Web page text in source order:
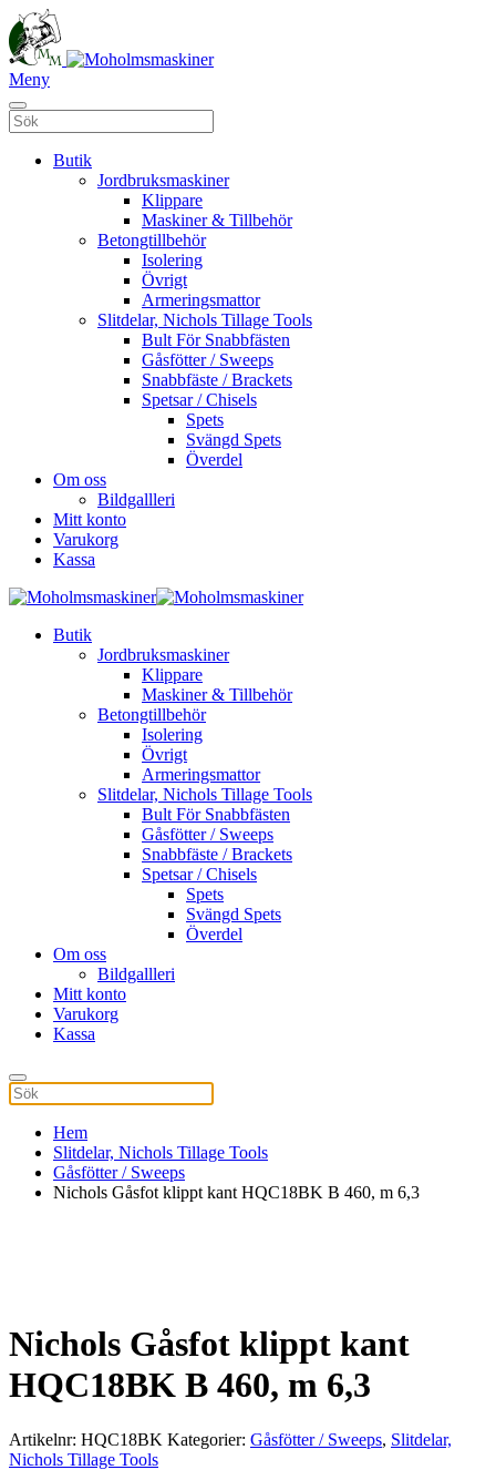
Meny
Butik
Jordbruksmaskiner
Klippare
Maskiner & Tillbehör
Betongtillbehör
Isolering
Övrigt
Armeringsmattor
Slitdelar, Nichols Tillage Tools
Bult För Snabbfästen
Gåsfötter / Sweeps
Snabbfäste / Brackets
Spetsar / Chisels
Spets
Svängd Spets
Överdel
Om oss
Bildgallleri
Mitt konto
Varukorg
Kassa
Butik
Jordbruksmaskiner
Klippare
Maskiner & Tillbehör
Betongtillbehör
Isolering
Övrigt
Armeringsmattor
Slitdelar, Nichols Tillage Tools
Bult För Snabbfästen
Gåsfötter / Sweeps
Snabbfäste / Brackets
Spetsar / Chisels
Spets
Svängd Spets
Överdel
Om oss
Bildgallleri
Mitt konto
Varukorg
Kassa
Hem
Slitdelar, Nichols Tillage Tools
Gåsfötter / Sweeps
Nichols Gåsfot klippt kant HQC18BK B 460, m 6,3
Nichols Gåsfot klippt kant
HQC18BK B 460, m 6,3
Artikelnr: HQC18BK Kategorier: Gåsfötter / Sweeps, Slitdelar,
Nichols Tillage Tools